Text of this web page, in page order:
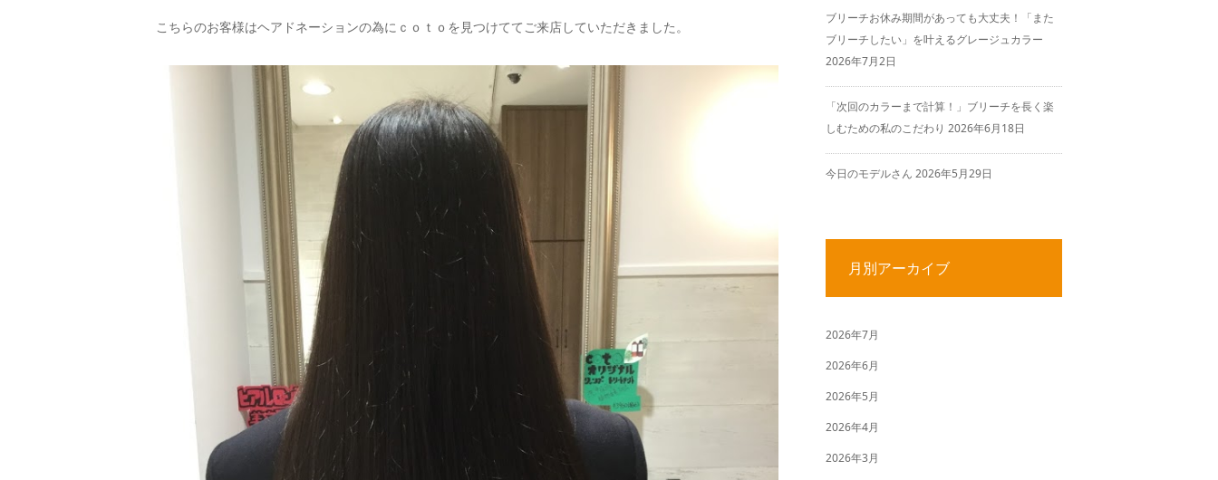
こちらのお客様はヘアドネーションの為にｃｏｔｏを見つけててご来店していただきました。
ブリーチお休み期間があっても大丈夫！「また
ブリーチしたい」を叶えるグレージュカラー
2026年7月2日
「次回のカラーまで計算！」ブリーチを長く楽
しむための私のこだわり 2026年6月18日
今日のモデルさん 2026年5月29日
月別アーカイブ
2026年7月
2026年6月
2026年5月
2026年4月
2026年3月